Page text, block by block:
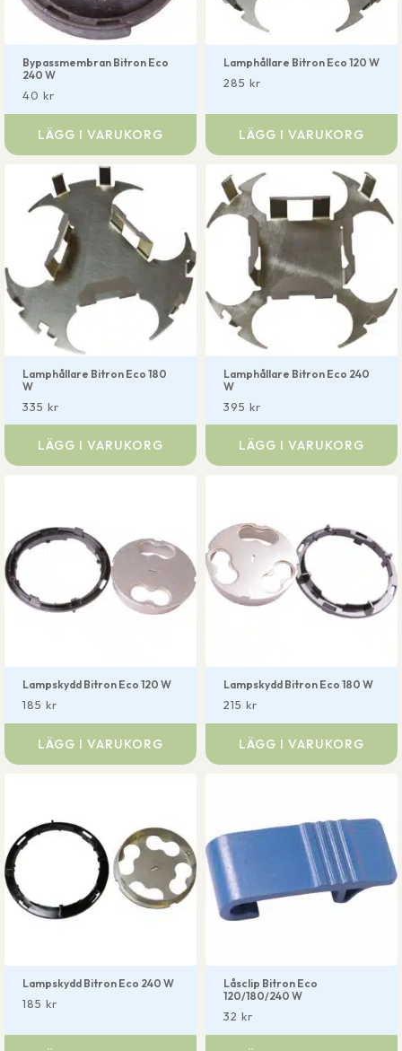
Bypassmembran Bitron Eco
240 W
40 kr
LÄGG I VARUKORG
Lamphållare Bitron Eco 120 W
285 kr
LÄGG I VARUKORG
Lamphållare Bitron Eco 180
W
335 kr
LÄGG I VARUKORG
Lamphållare Bitron Eco 240
W
395 kr
LÄGG I VARUKORG
Lampskydd Bitron Eco 120 W
185 kr
LÄGG I VARUKORG
Lampskydd Bitron Eco 180 W
215 kr
LÄGG I VARUKORG
Lampskydd Bitron Eco 240 W
185 kr
Låsclip Bitron Eco
120/180/240 W
32 kr